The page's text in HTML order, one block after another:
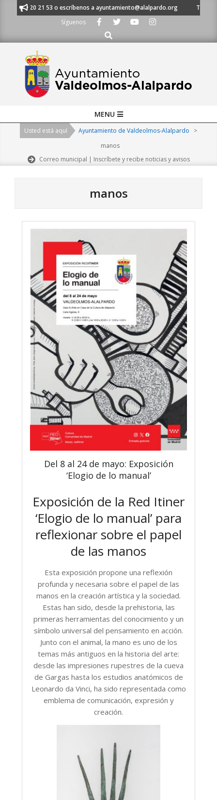
al 91 620 21 53 o escríbenos a ayuntamiento@alalpardo.org
TE
Síguenos
Buscar
Navigation
MENU
Usted está aquí Ayuntamiento de Valdeolmos-Alalpardo
>
manos
Correo municipal | Inscríbete y recibe noticias y avisos
manos
Del 8 al 24 de mayo: Exposición
‘Elogio de lo manual’
Exposición de la Red Itiner
‘Elogio de lo manual’ para
reflexionar sobre el papel
de las manos
Esta exposición propone una reflexión
profunda y necesaria sobre el papel de las
manos en la creación artística y la sociedad.
Estas han sido, desde la prehistoria, las
primeras herramientas del conocimiento y un
símbolo universal del pensamiento en acción.
Junto con el animal, la mano es uno de los
temas más antiguos en la historia del arte:
desde las impresiones rupestres de la cueva
de Gargas hasta los estudios anatómicos de
Leonardo da Vinci, ha sido representada como
emblema de comunicación, expresión y
creación.